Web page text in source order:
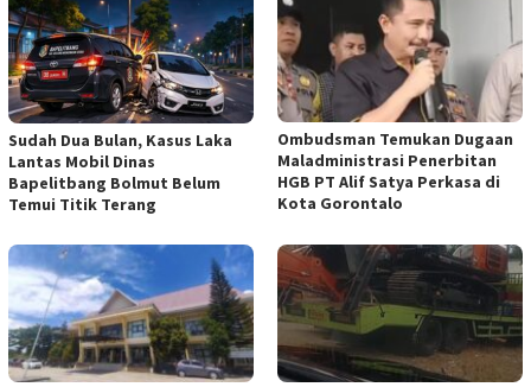
Sudah Dua Bulan, Kasus Laka
Lantas Mobil Dinas
Bapelitbang Bolmut Belum
Temui Titik Terang
Ombudsman Temukan Dugaan
Maladministrasi Penerbitan
HGB PT Alif Satya Perkasa di
Kota Gorontalo